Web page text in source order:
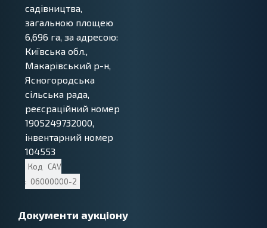
садівництва,
загальною площею
6,696 га, за адресою:
Київська обл.,
Макарівський р-н,
Ясногородська
сільська рада,
реєсраційний номер
1905249732000,
інвентарний номер
104553
Код CAV
Земельні
ділянки
: 06000000-2
Документи аукціону